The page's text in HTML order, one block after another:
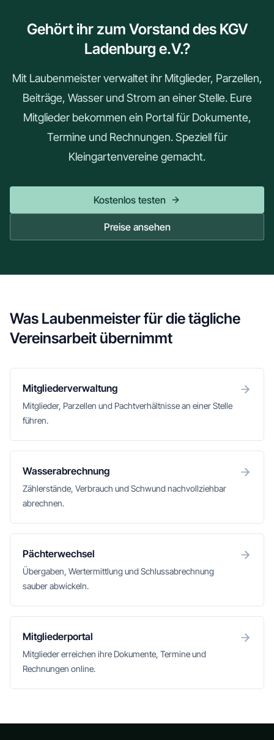
Gehört ihr zum Vorstand des KGV
Ladenburg e.V.?
Mit Laubenmeister verwaltet ihr Mitglieder, Parzellen,
Beiträge, Wasser und Strom an einer Stelle. Eure
Mitglieder bekommen ein Portal für Dokumente,
Termine und Rechnungen. Speziell für
Kleingartenvereine gemacht.
Kostenlos testen
Preise ansehen
Was Laubenmeister für die tägliche
Vereinsarbeit übernimmt
Mitgliederverwaltung
Mitglieder, Parzellen und Pachtverhältnisse an einer Stelle
führen.
Wasserabrechnung
Zählerstände, Verbrauch und Schwund nachvollziehbar
abrechnen.
Pächterwechsel
Übergaben, Wertermittlung und Schlussabrechnung
sauber abwickeln.
Mitgliederportal
Mitglieder erreichen ihre Dokumente, Termine und
Rechnungen online.